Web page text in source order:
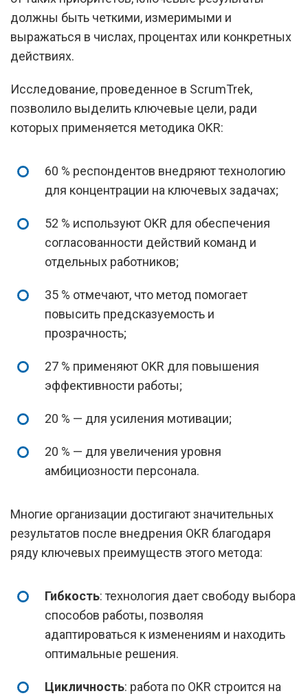
должны быть четкими, измеримыми и
выражаться в числах, процентах или конкретных
действиях.
Исследование, проведенное в ScrumTrek,
позволило выделить ключевые цели, ради
которых применяется методика OKR:
60 % респондентов внедряют технологию
для концентрации на ключевых задачах;
52 % используют OKR для обеспечения
согласованности действий команд и
отдельных работников;
35 % отмечают, что метод помогает
повысить предсказуемость и
прозрачность;
27 % применяют OKR для повышения
эффективности работы;
20 % — для усиления мотивации;
20 % — для увеличения уровня
амбициозности персонала.
Многие организации достигают значительных
результатов после внедрения OKR благодаря
ряду ключевых преимуществ этого метода:
Гибкость: технология дает свободу выбора
способов работы, позволяя
адаптироваться к изменениям и находить
оптимальные решения.
Цикличность: работа по OKR строится на